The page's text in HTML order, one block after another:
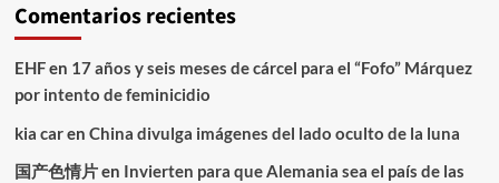
Comentarios recientes
EHFen 17 años y seis meses de cárcel para el “Fofo” Márquez
por intento de feminicidio
kia caren China divulga imágenes del lado oculto de la luna
国产色情片en Invierten para que Alemania sea el país de las